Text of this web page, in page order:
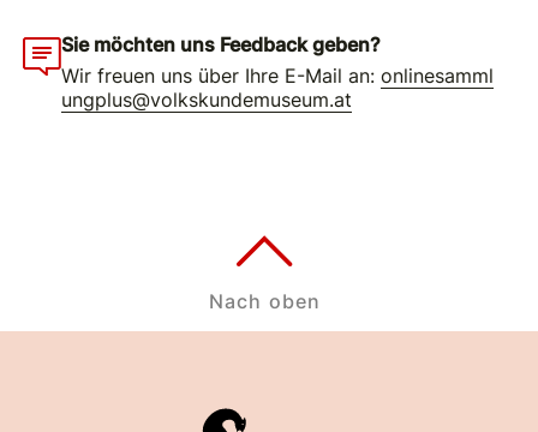
Sie möchten uns Feedback geben?
Wir freuen uns über Ihre E-Mail an:onlinesamml
ungplus@volkskundemuseum.at
Nach oben